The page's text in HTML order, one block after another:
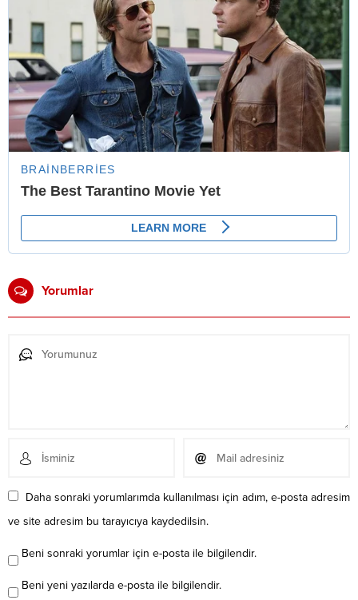
Yorumlar
Daha sonraki yorumlarımda kullanılması için adım, e-posta adresim
ve site adresim bu tarayıcıya kaydedilsin.
Beni sonraki yorumlar için e-posta ile bilgilendir.
Beni yeni yazılarda e-posta ile bilgilendir.